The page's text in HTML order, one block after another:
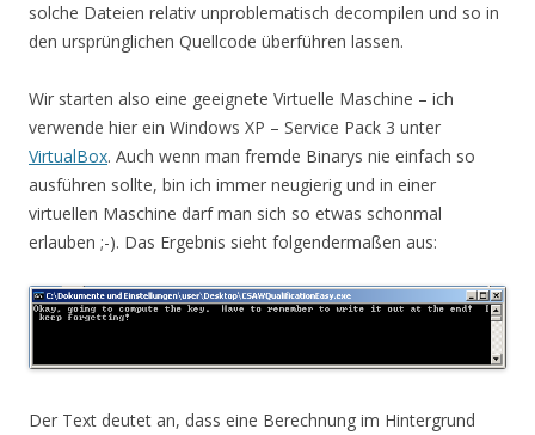
solche Dateien relativ unproblematisch decompilen und so in
den ursprünglichen Quellcode überführen lassen.
Wir starten also eine geeignete Virtuelle Maschine – ich
verwende hier ein Windows XP – Service Pack 3 unter
VirtualBox. Auch wenn man fremde Binarys nie einfach so
ausführen sollte, bin ich immer neugierig und in einer
virtuellen Maschine darf man sich so etwas schonmal
erlauben ;-). Das Ergebnis sieht folgendermaßen aus:
Der Text deutet an, dass eine Berechnung im Hintergrund